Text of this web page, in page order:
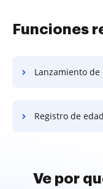
Funciones
Lanzamiento
Registro de
Ve por